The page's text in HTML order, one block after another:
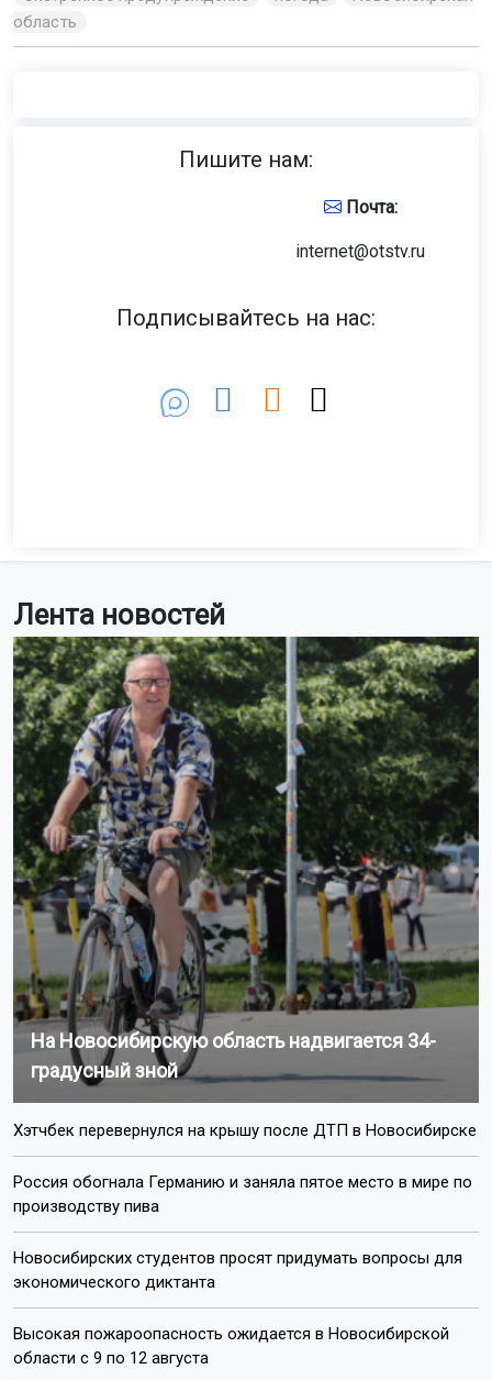
Лента новостей
На Новосибирскую область надвигается 34-
градусный зной
Хэтчбек перевернулся на крышу после ДТП в Новосибирске
Россия обогнала Германию и заняла пятое место в мире по
производству пива
Новосибирских студентов просят придумать вопросы для
экономического диктанта
Высокая пожароопасность ожидается в Новосибирской
области с 9 по 12 августа
область
Пишите нам:
Почта:
internet@otstv.ru
Подписывайтесь на нас: